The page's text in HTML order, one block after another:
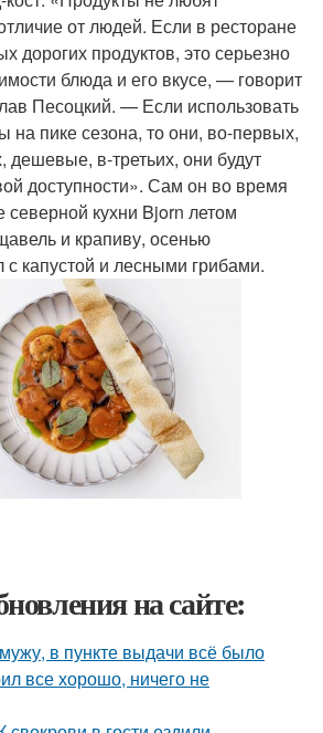
от людей. Если в ресторане
дорогих продуктов, это серьезно
блюда и его вкусе, — говорит
Песоцкий. — Если использовать
на пике сезона, то они, во-первых,
дешевые, в-третьих, они будут
доступности». Сам он во время
северной кухни Bjorn летом
и крапиву, осенью
с капустой и лесными грибами.
на сайте:
в пункте выдачи всё было
все хорошо, ничего не